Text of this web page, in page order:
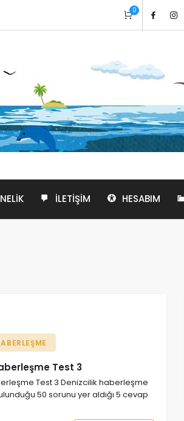
0
İLETIŞIM HESABIM
Test 3
Test 3 Denizcilik haberleşme
50 sorunu yer aldığı 5 cevap